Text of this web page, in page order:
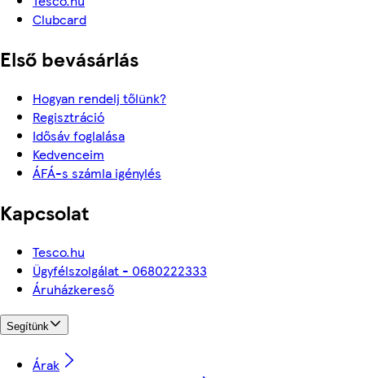
Clubcard
Első bevásárlás
Hogyan rendelj tőlünk?
Regisztráció
Idősáv foglalása
Kedvenceim
ÁFÁ-s számla igénylés
Kapcsolat
Tesco.hu
Ügyfélszolgálat - 0680222333
Áruházkereső
Segítünk
Árak